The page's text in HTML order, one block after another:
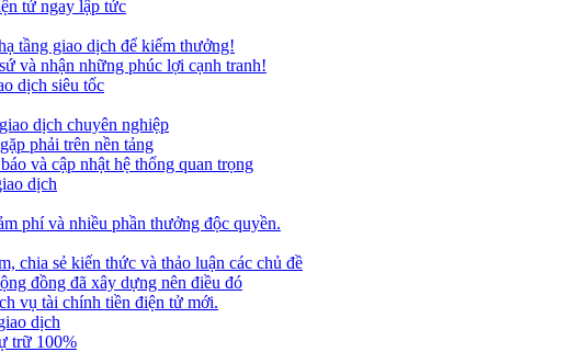
tử ngay lập tức
tầng giao dịch để kiếm thưởng!
và nhận những phúc lợi cạnh tranh!
dịch siêu tốc
dịch chuyên nghiệp
phải trên nền tảng
và cập nhật hệ thống quan trọng
dịch
phí và nhiều phần thưởng độc quyền.
chia sẻ kiến thức và thảo luận các chủ đề
đồng đã xây dựng nên điều đó
vụ tài chính tiền điện tử mới.
dịch
trữ 100%